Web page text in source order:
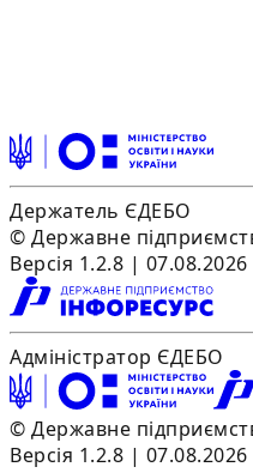
Держатель ЄДЕБО
© Державне
Версія 1.2.8 | 07.08.2026
Адміністратор ЄДЕБО
© Державне
Версія 1.2.8 | 07.08.2026